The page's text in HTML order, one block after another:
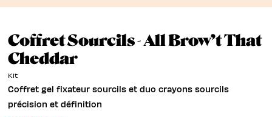
Coffret Sourcils - All Brow’t That
CheddarCoffret Gel Fixateur
Kit
Coffret gel fixateur sourcils et duo crayons sourcils
précision et définition